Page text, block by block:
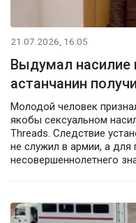
21.07.2026, 16:05
Выдумал насилие
астанчанин
Молодой человек
якобы сексуальном
Threads. Следствие
не служил в армии, а для
несовершеннолетнего